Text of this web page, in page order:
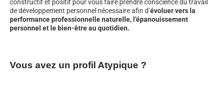
constructif et positif pour vous faire prendre conscience du travail
de développement personnel nécessaire afin d’évoluer vers la
performance professionnelle naturelle, l’épanouissement
personnel et le bien-être au quotidien.
Vous avez un profil Atypique ?